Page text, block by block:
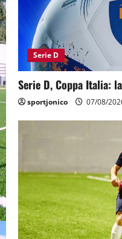
Serie D
Serie D, Coppa Italia:
sportjonico 07/08/